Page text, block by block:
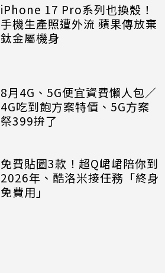
iPhone 17 Pro系列也換殼！
手機生產照遭外流 蘋果傳放棄
鈦金屬機身
8月4G、5G便宜資費懶人包／
4G吃到飽方案特價、5G方案
祭399拚了
免費貼圖3款！超Q峮峮陪你到
2026年、酷洛米接任務「終身
免費用」